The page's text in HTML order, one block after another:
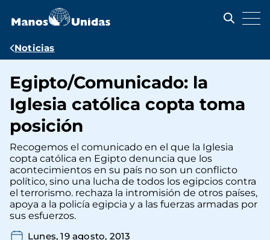
contenido
Ruta
navegación
Noticias
Egipto/Comunicado: la
Iglesia católica copta toma
posición
Recogemos el comunicado en el que la Iglesia
copta católica en Egipto denuncia que los
acontecimientos en su país no son un conflicto
político, sino una lucha de todos los egipcios contra
el terrorismo. rechaza la intromisión de otros países,
apoya a la policía egipcia y a las fuerzas armadas por
sus esfuerzos.
Lunes, 19 agosto, 2013